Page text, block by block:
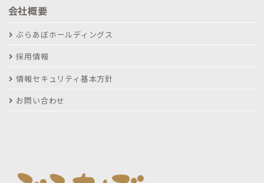
会社概要
ぶらあぼホールディングス
採用情報
情報セキュリティ基本方針
お問い合わせ